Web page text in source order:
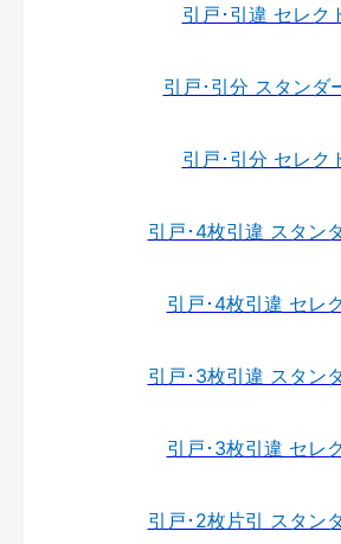
引戸･引違 セレク
引戸･引分 スタンダ
引戸･引分 セレク
引戸･4枚引違 スタン
引戸･4枚引違 セレ
引戸･3枚引違 スタン
引戸･3枚引違 セレ
引戸･2枚片引 スタン